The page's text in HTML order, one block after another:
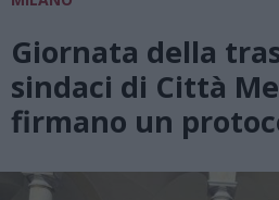
Giornata della
sindaci di Città
firmano un